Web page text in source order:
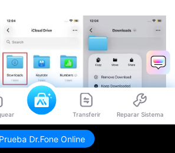
Transferir Reparar Sistema
Prueba Dr.Fone Online